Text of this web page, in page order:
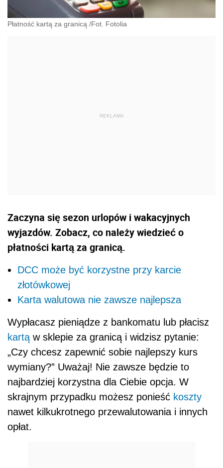
Płatność kartą za granicą /Fot. Fotolia
Zaczyna się sezon urlopów i wakacyjnych
wyjazdów. Zobacz, co należy wiedzieć o
płatności kartą za granicą.
DCC może być korzystne przy karcie
złotówkowej
Karta walutowa nie zawsze najlepsza
Wypłacasz pieniądze z bankomatu lub płacisz
kartąw sklepie za granicą i widzisz pytanie:
„Czy chcesz zapewnić sobie najlepszy kurs
wymiany?” Uważaj! Nie zawsze będzie to
najbardziej korzystna dla Ciebie opcja. W
skrajnym przypadku możesz ponieść koszty
nawet kilkukrotnego przewalutowania i innych
opłat.